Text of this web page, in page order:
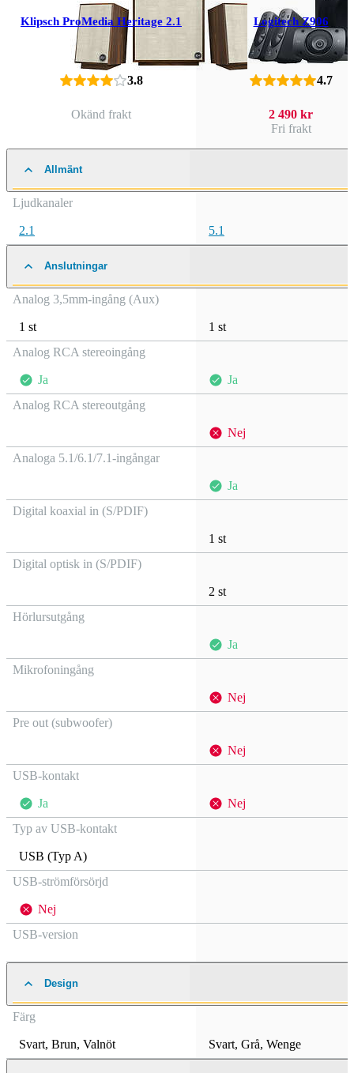
Klipsch ProMedia Heritage 2.1
3.8
Okänd frakt
Logitech Z906
4.7
2 490 kr
Fri frakt
Allmänt
Ljudkanaler
2.1 5.1
Anslutningar
Analog 3,5mm-ingång (Aux)
1 st
1 st
Analog RCA stereoingång
Ja
Ja
Analog RCA stereoutgång
Nej
Analoga 5.1/6.1/7.1-ingångar
Ja
Digital koaxial in (S/PDIF)
1 st
Digital optisk in (S/PDIF)
2 st
Hörlursutgång
Ja
Mikrofoningång
Nej
Pre out (subwoofer)
Nej
USB-kontakt
Ja
Nej
Typ av USB-kontakt
USB (Typ A)
USB-strömförsörjd
Nej
USB-version
Design
Färg
Svart, Brun, Valnöt Svart, Grå, Wenge